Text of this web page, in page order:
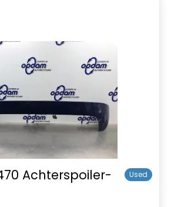
Achterspoiler-
Used